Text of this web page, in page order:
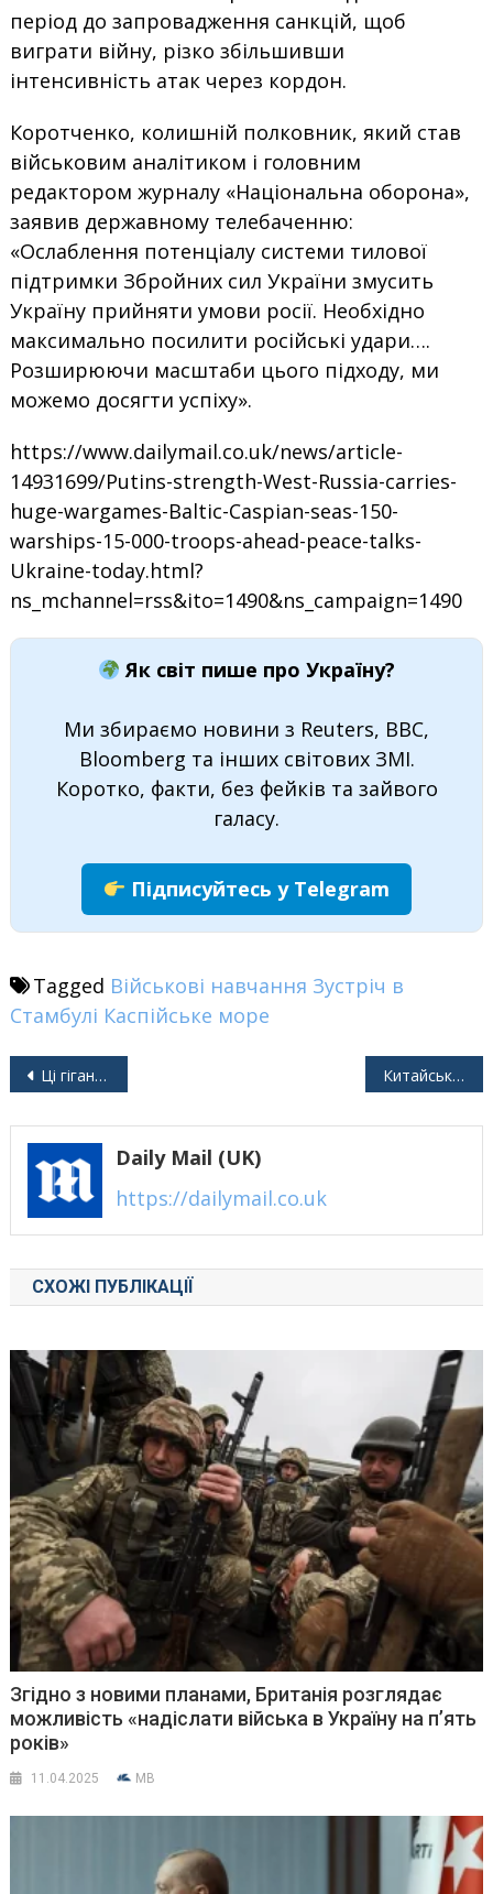
період до запровадження санкцій, щоб
виграти війну, різко збільшивши
інтенсивність атак через кордон.
Коротченко, колишній полковник, який став
військовим аналітиком і головним
редактором журналу «Національна оборона»,
заявив державному телебаченню:
«Ослаблення потенціалу системи тилової
підтримки Збройних сил України змусить
Україну прийняти умови росії. Необхідно
максимально посилити російські удари….
Розширюючи масштаби цього підходу, ми
можемо досягти успіху».
https://www.dailymail.co.uk/news/article-
14931699/Putins-strength-West-Russia-carries-
huge-wargames-Baltic-Caspian-seas-150-
warships-15-000-troops-ahead-peace-talks-
Ukraine-today.html?
ns_mchannel=rss&ito=1490&ns_campaign=1490
Як світ пише про Україну?
Ми збираємо новини з Reuters, BBC,
Bloomberg та інших світових ЗМІ.
Коротко, факти, без фейків та зайвого
галасу.
Підписуйтесь у Telegram
Tagged Військові навчання Зустріч в
Стамбулі Каспійське море
Навігація
Ці гігантські компанії змогли заволодіти українськими родючими землями Китайські двигуни, під виглядом “охолоджувачі”, живлять російські безпілотники
Daily Mail (UK)
https://dailymail.co.uk
СХОЖІ ПУБЛІКАЦІЇ
Згідно з новими планами, Британія розглядає
можливість «надіслати війська в Україну на п’ять
років»
11.04.2025 MB